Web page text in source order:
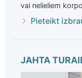
vai nelieliem
Pieteikt
JAHTA